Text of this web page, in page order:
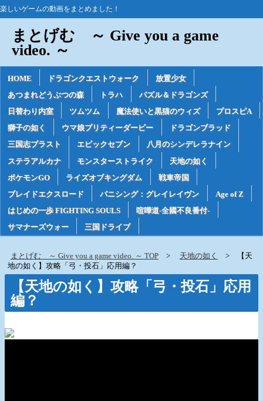
楽しいゲームの動画をまとめました！
まとげむ ～ Give you a game
video. ～
HOME ドラゴンクエストウォーク
放置少女
あつまれどうぶつの森
トラハ
パズル＆ドラゴンズ
日替わり内室
ツムツム 魔法使いと黒猫のウィズ
プロスピA
獅子の如く
ウマ娘プリティーダービー
ドラゴンブラッド
三国志ブラスト
エピックセブン
八月のシンデレラナイン
ステラアルカナ
モンスターストライク
天地の如く
ポケモンGO
ライズオブキングダム
戦車帝国
ブレイドエクスロード
パニシング：グレイレイヴン
Age of Z
はじめの一歩 FIGHTING SOULS
喧嘩道-全國不良番付-
サマナーズウォー
三国ドライブ
まとげむ ～ Give you a game video. ～ TOP 天地の如く
【天
地の如く】攻略「弓・投石」応用編？
【天地の如く】攻略「弓・投石」応用
編？